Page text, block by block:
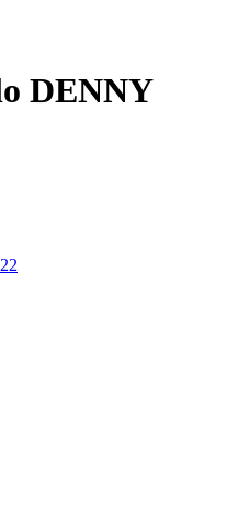
DENNY